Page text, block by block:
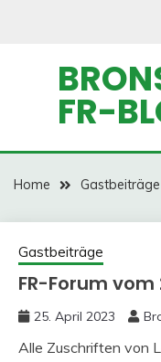
FR-
Home Gastbeiträge
Gastbeiträge
FR-Forum vom
25. April 2023
Alle Zuschriften von